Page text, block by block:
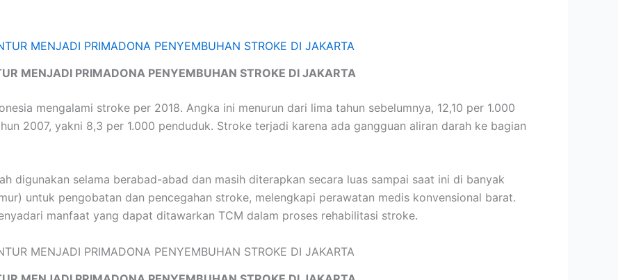
MENJADI PRIMADONA PENYEMBUHAN STROKE DI JAKARTA
mengalami stroke per 2018. Angka ini menurun dari lima tahun sebelumnya, 12,10 per 1.000
2007, yakni 8,3 per 1.000 penduduk. Stroke terjadi karena ada gangguan aliran darah ke bagian
digunakan selama berabad-abad dan masih diterapkan secara luas sampai saat ini di banyak
untuk pengobatan dan pencegahan stroke, melengkapi perawatan medis konvensional barat.
manfaat yang dapat ditawarkan TCM dalam proses rehabilitasi stroke.